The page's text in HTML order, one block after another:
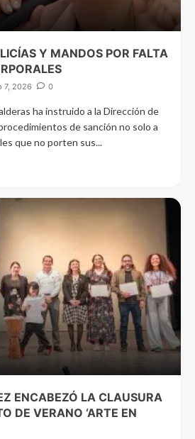
Y MANDOS POR FALTA
7, 2026 0
ha instruido a la Dirección de
de sanción no solo a
que no porten sus...
ENCABEZÓ LA CLAUSURA
DE VERANO ‘ARTE EN